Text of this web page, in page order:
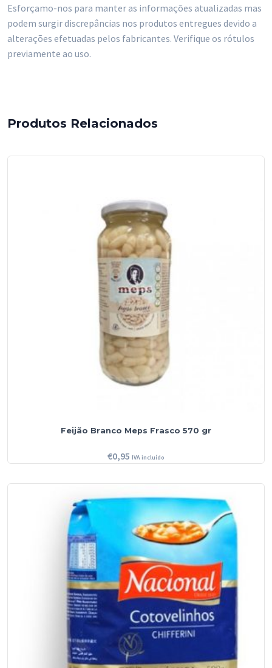
Esforçamo-nos para manter as informações atualizadas mas
podem surgir discrepâncias nos produtos entregues devido a
alterações efetuadas pelos fabricantes. Verifique os rótulos
previamente ao uso.
Produtos Relacionados
Feijão Branco Meps Frasco 570 gr
€0,95 IVA incluído